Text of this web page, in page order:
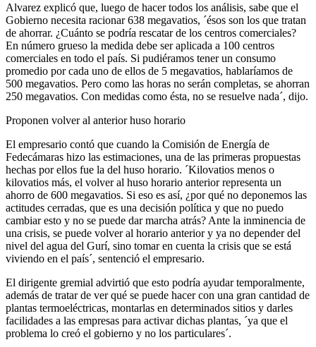
Alvarez explicó que, luego de hacer todos los análisis, sabe que el
Gobierno necesita racionar 638 megavatios, ´ésos son los que tratan
de ahorrar. ¿Cuánto se podría rescatar de los centros comerciales?
En número grueso la medida debe ser aplicada a 100 centros
comerciales en todo el país. Si pudiéramos tener un consumo
promedio por cada uno de ellos de 5 megavatios, hablaríamos de
500 megavatios. Pero como las horas no serán completas, se ahorran
250 megavatios. Con medidas como ésta, no se resuelve nada´, dijo.
Proponen volver al anterior huso horario
El empresario contó que cuando la Comisión de Energía de
Fedecámaras hizo las estimaciones, una de las primeras propuestas
hechas por ellos fue la del huso horario. ´Kilovatios menos o
kilovatios más, el volver al huso horario anterior representa un
ahorro de 600 megavatios. Si eso es así, ¿por qué no deponemos las
actitudes cerradas, que es una decisión política y que no puedo
cambiar esto y no se puede dar marcha atrás? Ante la inminencia de
una crisis, se puede volver al horario anterior y ya no depender del
nivel del agua del Gurí, sino tomar en cuenta la crisis que se está
viviendo en el país´, sentenció el empresario.
El dirigente gremial advirtió que esto podría ayudar temporalmente,
además de tratar de ver qué se puede hacer con una gran cantidad de
plantas termoeléctricas, montarlas en determinados sitios y darles
facilidades a las empresas para activar dichas plantas, ´ya que el
problema lo creó el gobierno y no los particulares´.